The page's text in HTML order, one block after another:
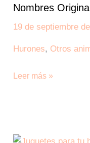
Nombres
19 de septiembre
Hurones, Otros
para
Hurones
Leer más »